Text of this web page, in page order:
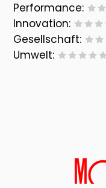
Performance:
Innovation:
Gesellschaft:
Umwelt: